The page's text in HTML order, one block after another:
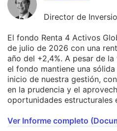
Director de
El fondo Renta 4 Activos
de julio de 2026 con una
año del +2,4%. A pesar de
el fondo mantiene una
inicio de nuestra gestión,
en la prudencia y el
oportunidades estructurales
Ver Informe completo